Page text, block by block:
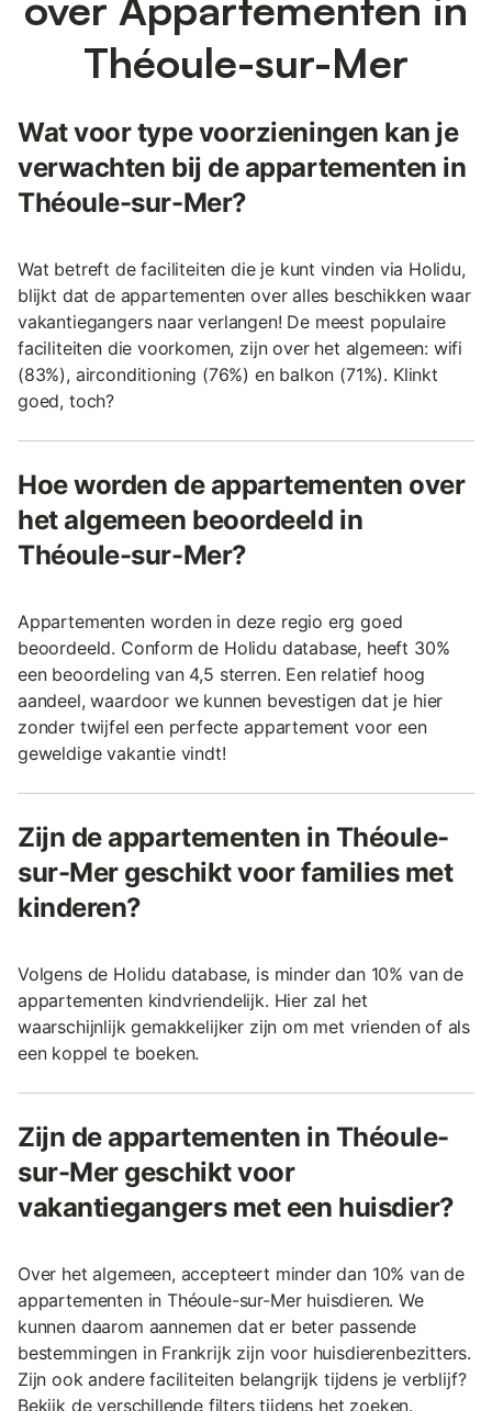
Théoule-sur-Mer
Wat voor type voorzieningen kan je
verwachten bij de appartementen in
Théoule-sur-Mer?
Wat betreft de faciliteiten die je kunt vinden via Holidu,
blijkt dat de appartementen over alles beschikken waar
vakantiegangers naar verlangen! De meest populaire
faciliteiten die voorkomen, zijn over het algemeen: wifi
(83%), airconditioning (76%) en balkon (71%). Klinkt
goed, toch?
Hoe worden de appartementen over
het algemeen beoordeeld in
Théoule-sur-Mer?
Appartementen worden in deze regio erg goed
beoordeeld. Conform de Holidu database, heeft 30%
een beoordeling van 4,5 sterren. Een relatief hoog
aandeel, waardoor we kunnen bevestigen dat je hier
zonder twijfel een perfecte appartement voor een
geweldige vakantie vindt!
Zijn de appartementen in Théoule-
sur-Mer geschikt voor families met
kinderen?
Volgens de Holidu database, is minder dan 10% van de
appartementen kindvriendelijk. Hier zal het
waarschijnlijk gemakkelijker zijn om met vrienden of als
een koppel te boeken.
Zijn de appartementen in Théoule-
sur-Mer geschikt voor
vakantiegangers met een huisdier?
Over het algemeen, accepteert minder dan 10% van de
appartementen in Théoule-sur-Mer huisdieren. We
kunnen daarom aannemen dat er beter passende
bestemmingen in Frankrijk zijn voor huisdierenbezitters.
Zijn ook andere faciliteiten belangrijk tijdens je verblijf?
Bekijk de verschillende filters tijdens het zoeken.